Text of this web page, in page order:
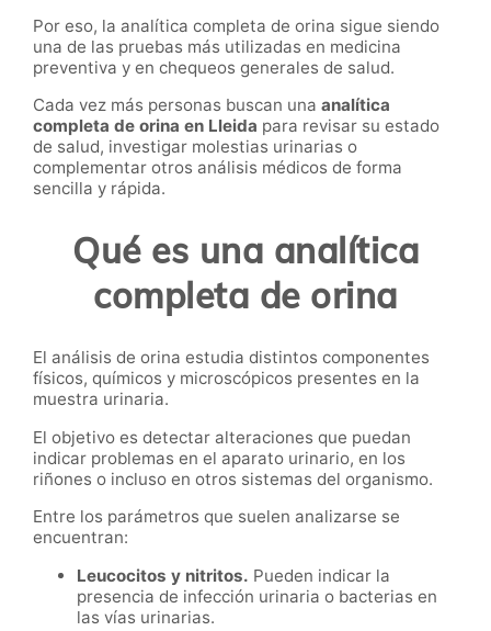
Por eso, la analítica completa de orina sigue siendo
una de las pruebas más utilizadas en medicina
preventiva y en chequeos generales de salud.
Cada vez más personas buscan una analítica
completa de orina en Lleida para revisar su estado
de salud, investigar molestias urinarias o
complementar otros análisis médicos de forma
sencilla y rápida.
Qué es una analítica
completa de orina
El análisis de orina estudia distintos componentes
físicos, químicos y microscópicos presentes en la
muestra urinaria.
El objetivo es detectar alteraciones que puedan
indicar problemas en el aparato urinario, en los
riñones o incluso en otros sistemas del organismo.
Entre los parámetros que suelen analizarse se
encuentran:
Leucocitos y nitritos. Pueden indicar la
presencia de infección urinaria o bacterias en
las vías urinarias.